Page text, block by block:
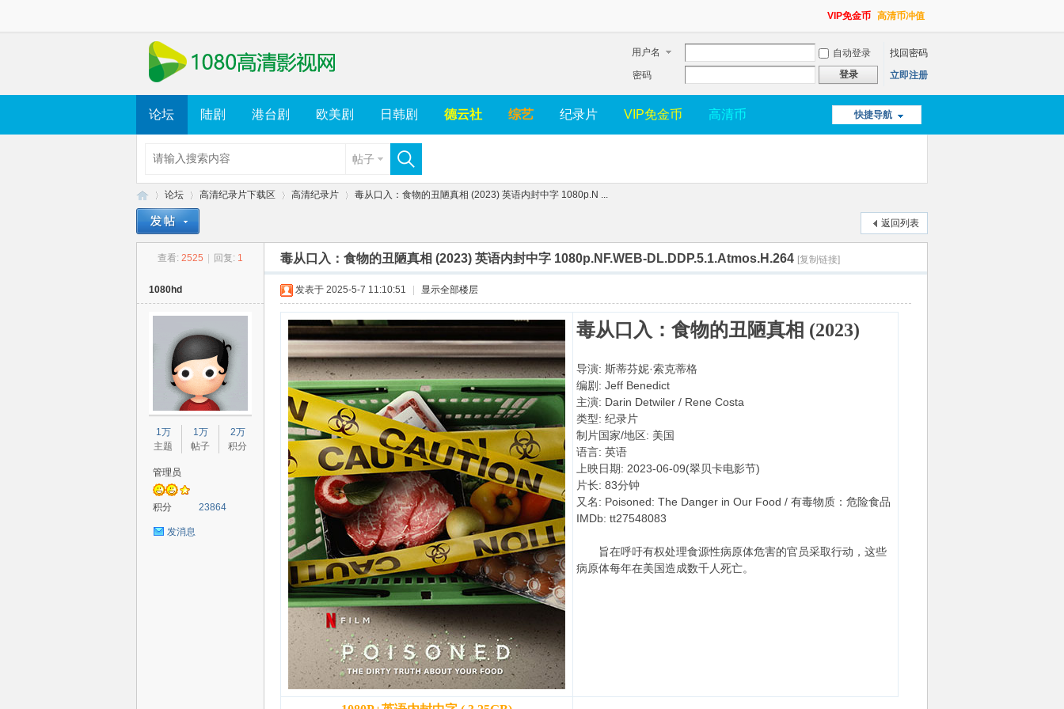
VIP免金币 高清币冲值
用户名 自动登录
找回密码
密码
登录 立即注册
快捷导航
论坛 陆剧 港台剧 欧美剧 日韩剧 德云社 综艺 纪录片 VIP免金币 高清币
帖子
论坛
›
高清纪录片下载区 高清纪录片 毒从口入：食物的丑陋真相 (2023) 英语内封中字 1080p.N ...
返回列表
查看: 2525 回复: 1 毒从口入：食物的丑陋真相 (2023) 英语内封中字 1080p.NF.WEB-DL.DDP.5.1.Atmos.H.264 [复制链接]
1080hd
1万
主题
1万
帖子
2万
积分
管理员
积分 23864
发消息
发表于 2025-5-7 11:10:51 显示全部楼层
毒从口入：食物的丑陋真相 (2023)
导演: 斯蒂芬妮·索克蒂格
编剧: Jeff Benedict
主演: Darin Detwiler / Rene Costa
类型: 纪录片
制片国家/地区: 美国
语言: 英语
上映日期: 2023-06-09(翠贝卡电影节)
片长: 83分钟
又名: Poisoned: The Danger in Our Food / 有毒物质：危险食品
IMDb: tt27548083
旨在呼吁有权处理食源性病原体危害的官员采取行动，这些
病原体每年在美国造成数千人死亡。